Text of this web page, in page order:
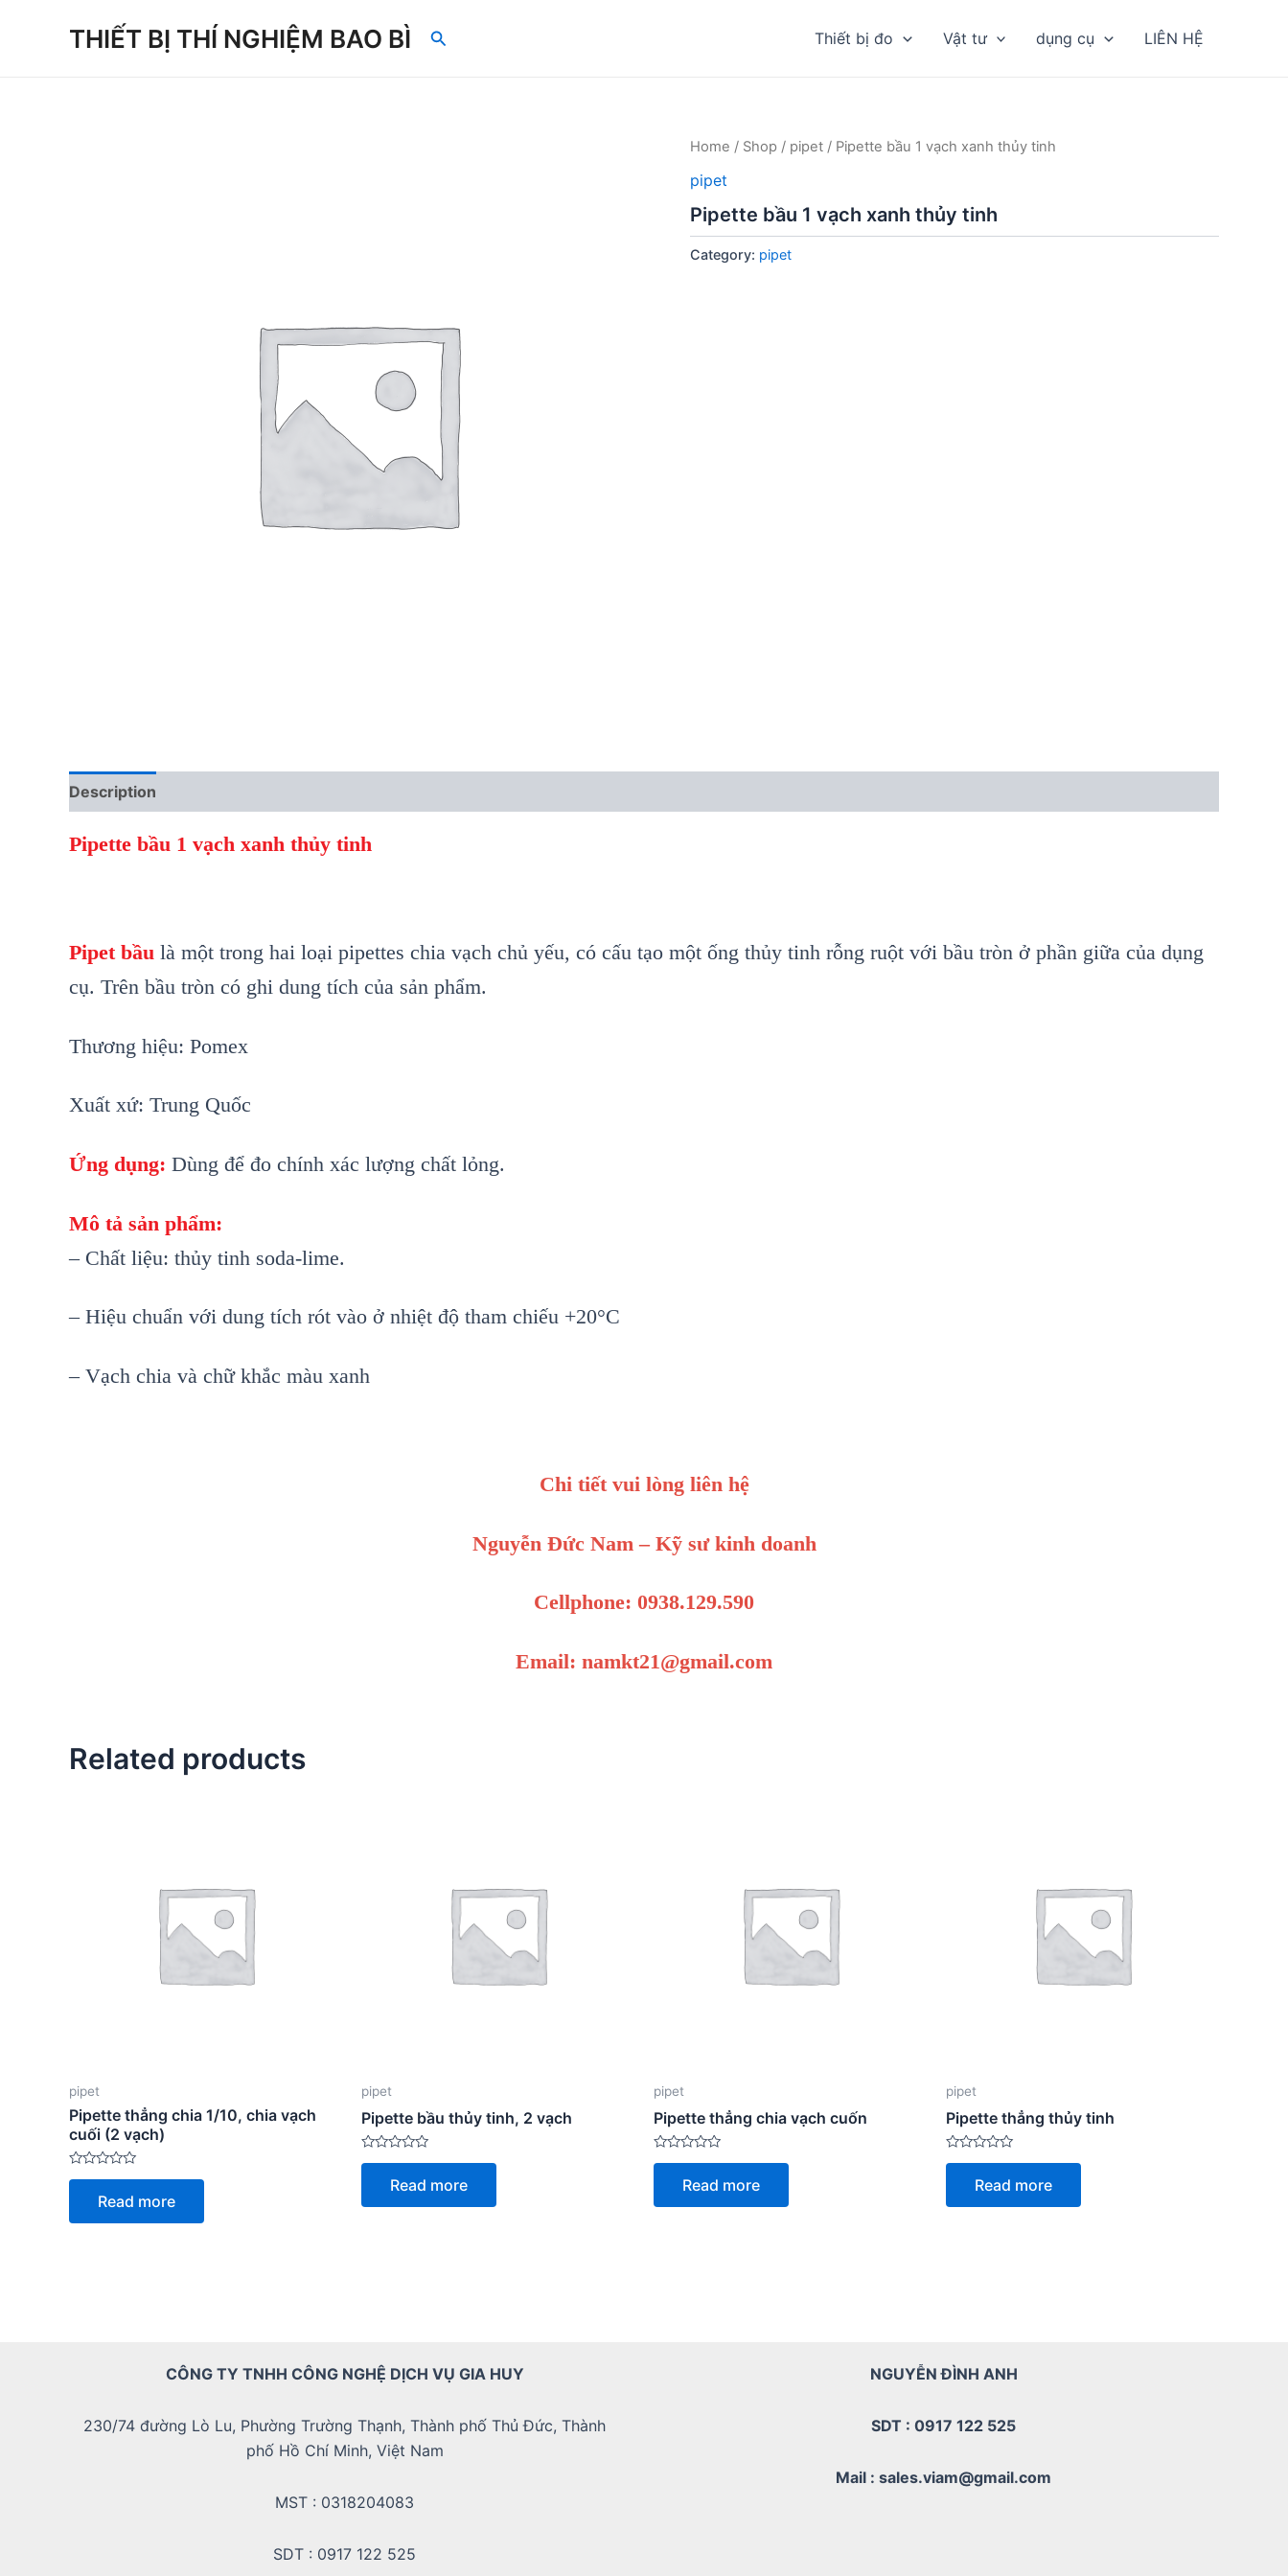
THIẾT BỊ THÍ NGHIỆM BAO BÌ Search Thiết bị đo Vật tư dụng cụ LIÊN HỆ
Home / Shop / pipet / Pipette bầu 1 vạch xanh thủy tinh
pipet
Pipette bầu 1 vạch xanh thủy tinh
Category: pipet
Description
Pipette bầu 1 vạch xanh thủy tinh
Pipet bầu là một trong hai loại pipettes chia vạch chủ yếu, có cấu tạo một ống thủy tinh rỗng ruột với bầu tròn ở phần giữa của dụng
cụ. Trên bầu tròn có ghi dung tích của sản phẩm.
Thương hiệu: Pomex
Xuất xứ: Trung Quốc
Ứng dụng: Dùng để đo chính xác lượng chất lỏng.
Mô tả sản phẩm:
– Chất liệu: thủy tinh soda-lime.
– Hiệu chuẩn với dung tích rót vào ở nhiệt độ tham chiếu +20°C
– Vạch chia và chữ khắc màu xanh
Chi tiết vui lòng liên hệ
Nguyễn Đức Nam – Kỹ sư kinh doanh
Cellphone: 0938.129.590
Email: namkt21@gmail.com
Related products
pipet
Pipette thẳng chia 1/10, chia vạch
cuối (2 vạch)
Rated
5
Read more
pipet
Pipette bầu thủy tinh, 2 vạch
Rated
5
Read more
pipet
Pipette thẳng chia vạch cuốn
Rated
5
Read more
pipet
Pipette thẳng thủy tinh
Rated
5
Read more
CÔNG TY TNHH CÔNG NGHỆ DỊCH VỤ GIA HUY
230/74 đường Lò Lu, Phường Trường Thạnh, Thành phố Thủ Đức, Thành
phố Hồ Chí Minh, Việt Nam
MST : 0318204083
SDT : 0917 122 525
NGUYỄN ĐÌNH ANH
SDT : 0917 122 525
Mail : sales.viam@gmail.com